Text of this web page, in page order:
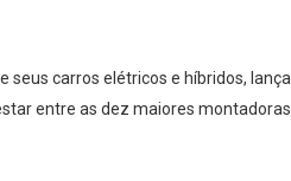
seus carros elétricos e híbridos, lança
entre as dez maiores montadoras